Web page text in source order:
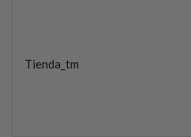
Tienda_tm